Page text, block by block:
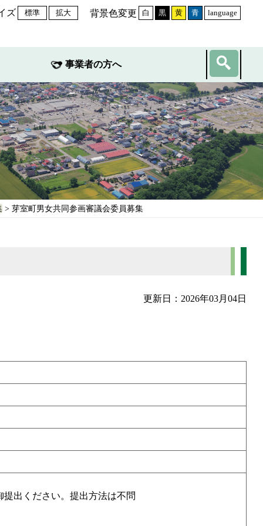
ズ 標準 拡大 背景色変更 白 黒 黄 青 language
事業者の方へ
> 芽室町男女共同参画審議会委員募集
更新日：2026年03月04日
出ください。提出方法は不問